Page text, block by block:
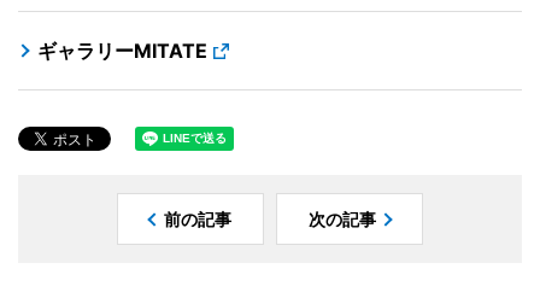
ギャラリーMITATE
前の記事 次の記事